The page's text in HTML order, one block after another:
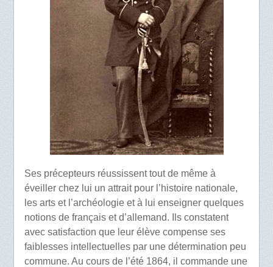
Ses précepteurs réussissent tout de même à
éveiller chez lui un attrait pour l’histoire nationale,
les arts et l’archéologie et à lui enseigner quelques
notions de français et d’allemand. Ils constatent
avec satisfaction que leur élève compense ses
faiblesses intellectuelles par une détermination peu
commune. Au cours de l’été 1864, il commande une